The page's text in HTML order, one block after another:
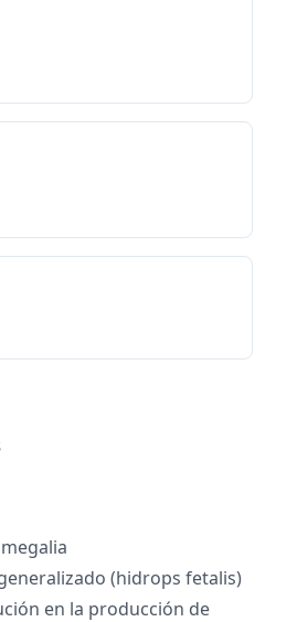
(hidrops fetalis)
en la producción de